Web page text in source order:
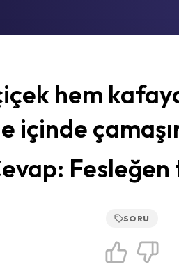
hem
içinde
Fesleğen
SORU